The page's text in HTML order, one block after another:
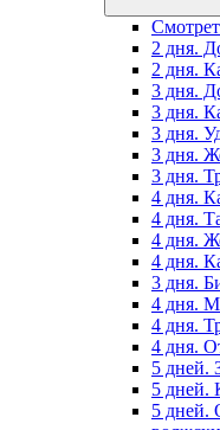
2 дня.
2 дня.
3 дня.
3 дня.
3 дня.
3 дня.
3 дня.
4 дня.
4 дня.
4 дня.
4 дня.
3 дня.
4 дня.
4 дня.
4 дня.
5 дней.
5 дней.
5 дней.